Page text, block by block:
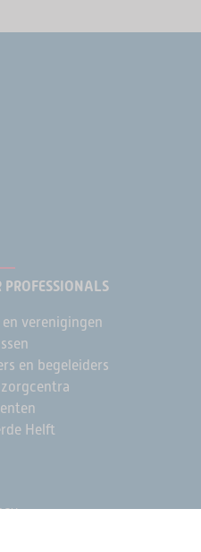
PROFESSIONALS
en verenigingen
en begeleiders
Helft